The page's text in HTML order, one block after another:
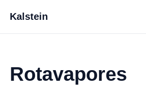
Kalstein
Rotavapores